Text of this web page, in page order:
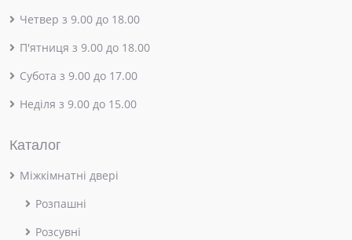
Четвер з 9.00 до 18.00
П'ятниця з 9.00 до 18.00
Субота з 9.00 до 17.00
Неділя з 9.00 до 15.00
Каталог
Міжкімнатні двері
Розпашні
Розсувні